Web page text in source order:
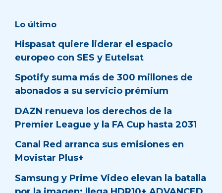
Lo último
Hispasat quiere liderar el espacio
europeo con SES y Eutelsat
Spotify suma más de 300 millones de
abonados a su servicio prémium
DAZN renueva los derechos de la
Premier League y la FA Cup hasta 2031
Canal Red arranca sus emisiones en
Movistar Plus+
Samsung y Prime Video elevan la batalla